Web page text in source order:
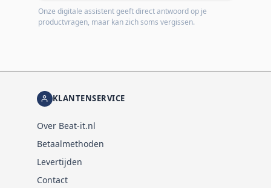
Onze digitale assistent geeft direct antwoord op je
productvragen, maar kan zich soms vergissen.
KLANTENSERVICE
Over Beat-it.nl
Betaalmethoden
Levertijden
Contact